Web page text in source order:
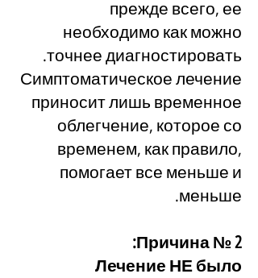
прежде всего, ее
необходимо как можно
точнее диагностировать.
Симптоматическое лечение
приносит лишь временное
облегчение, которое со
временем, как правило,
помогает все меньше и
меньше.
Причина № 2:
Лечение НЕ было